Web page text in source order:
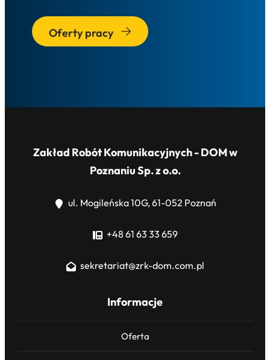
Oferty pracy
Zakład Robót Komunikacyjnych - DOM w
Poznaniu Sp. z o.o.
ul. Mogileńska 10G, 61-052 Poznań
+48 61 63 33 659
sekretariat@zrk-dom.com.pl
Informacje
Oferta